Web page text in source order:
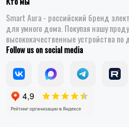
Smart Aura - российский бренд
для умного дома. Покупая нашу
высококачественные устройства по
Follow us on social media